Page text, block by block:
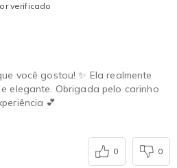
verificado
você gostou! ✨ Ela realmente
elegante. Obrigada pelo carinho
💕
0 0